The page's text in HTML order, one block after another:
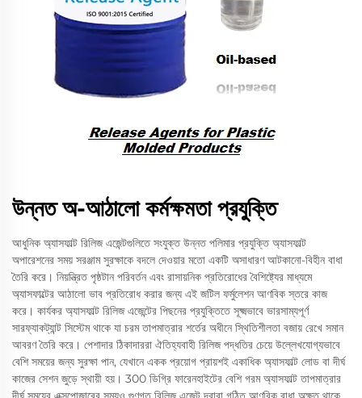
উন্নত অ-আঠালো কর্মক্ষমতা প্রযুক্তি
আধুনিক অ্যাসফাল্ট রিলিজ এজেন্টগুলিতে সংযুক্ত উন্নত পলিমার প্রযুক্তি অ্যাসফাল্ট
অপারেশনের সময় সরঞ্জাম সুরক্ষাকে বদলে দেওয়ার মতো একটি অসাধারণ আটকানো-বিহীন বাধা
তৈরি করে। নিয়ন্ত্রিত পৃষ্ঠটান পরিবর্তন এবং রাসায়নিক প্রতিরোধের বৈশিষ্ট্যের মাধ্যমে
অ্যাসফাল্টের আঠালো ভাব প্রতিরোধ করার জন্য এই জটিল ফর্মুলেশন আণবিক স্তরে কাজ
করে। কার্যকর অ্যাসফাল্ট রিলিজ এজেন্টের পিছনের প্রযুক্তিতে সূক্ষ্মভাবে ভারসাম্যপূর্ণ
সারফ্যাকট্যান্ট সিস্টেম থাকে যা চরম তাপমাত্রার শর্তের অধীনে স্থিতিশীলতা বজায় রেখে সমান
আবরণ তৈরি করে। পেশাদার ঠিকাদাররা ঐতিহ্যবাহী রিলিজ পদ্ধতির চেয়ে উল্লেখযোগ্যভাবে
বেশি সময়ের জন্য সুরক্ষা পান, যেখানে একক প্রয়োগ প্রায়শই একাধিক অ্যাসফাল্ট লোড বা দীর্ঘ
কাজের সেশন জুড়ে স্থায়ী হয়। 300 ডিগ্রি ফারেনহাইটের বেশি গরম অ্যাসফাল্ট তাপমাত্রার